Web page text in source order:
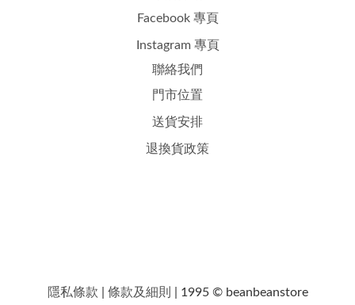
Facebook 專頁
Instagram 專頁
聯絡我們
門市位置
送貨安排
退換貨政策
隱私條款 條款及細則 | 1995 © beanbeanstore